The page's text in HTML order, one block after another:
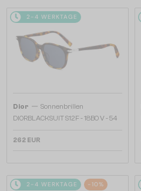
2-4 WERKTAGE
Dior — Sonnenbrillen
DIORBLACKSUIT S12F - 18B0 V - 54
262 EUR
2-4 WERKTAGE -10%